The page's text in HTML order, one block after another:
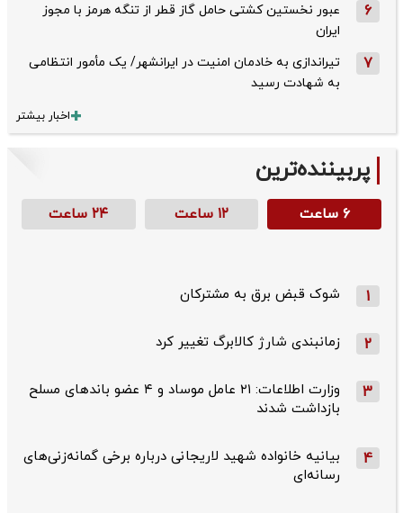
6
عبور نخستین کشتی حامل گاز قطر از تنگه هرمز با مجوز
ایران
7
تیراندازی به خادمان امنیت در ایرانشهر/ یک مأمور انتظامی
به شهادت رسید
اخبار بیشتر
پربیننده‌ترین
۶ ساعت ۱۲ ساعت ۲۴ ساعت
1 شوک قبض برق به مشترکان
2 زمانبندی شارژ کالابرگ تغییر کرد
3
وزارت اطلاعات: ۲۱ عامل موساد و ۴ عضو باندهای مسلح
بازداشت شدند
4
بیانیه خانواده شهید لاریجانی درباره برخی گمانه‌زنی‌های
رسانه‌ای